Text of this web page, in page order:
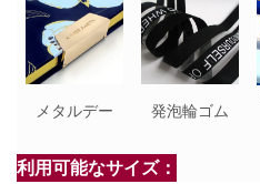
メタルデー 発泡輪ゴム
利用可能なサイズ：